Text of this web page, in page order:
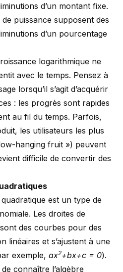
d’un montant fixe.
puissance supposent des
d’un pourcentage
logarithmique ne
avec le temps. Pensez à
lorsqu’il s’agit d’acquérir
: les progrès sont rapides
au fil du temps. Parfois,
les utilisateurs les plus
hanging fruit ») peuvent
difficile de convertir des
est un type de
Les droites de
des courbes pour des
linéaires et s’ajustent à une
exemple, ⁠ax2+bx+c = 0).
connaître l’algèbre